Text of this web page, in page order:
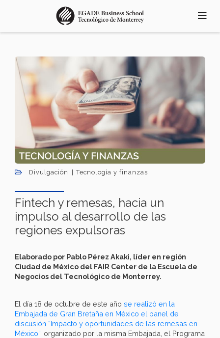
principal
Divulgación Tecnología y finanzas
Fintech y remesas, hacia un
impulso al desarrollo de las
regiones expulsoras
Elaborado por Pablo Pérez Akaki, líder en región
Ciudad de México del FAIR Center de la Escuela de
Negocios del Tecnológico de Monterrey.
El día 18 de octubre de este año se realizó en la
Embajada de Gran Bretaña en México el panel de
discusión “Impacto y oportunidades de las remesas en
México”, organizado por la misma Embajada, el Programa